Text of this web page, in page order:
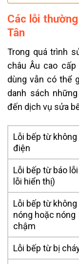
Các lỗi
Tân
Trong quá trình
châu Âu cao
dùng vẫn có thể
danh sách
đến dịch vụ sửa
Lỗi bếp từ không
điện
Lỗi bếp từ báo
lỗi hiển thị)
Lỗi bếp từ không
nóng hoặc nóng
chậm
Lỗi bếp từ bị